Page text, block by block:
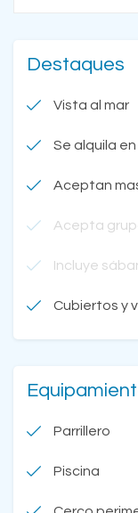
Destaques
Vista al mar
Se alquila
Aceptan
Acepta
Incluye
Cubiertos y
Parrillero
Piscina